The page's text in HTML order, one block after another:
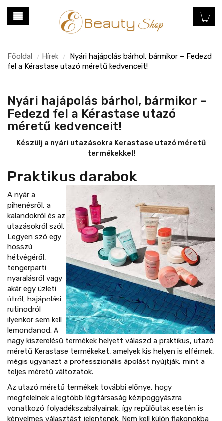
Főoldal / Hírek /
Nyári hajápolás bárhol, bármikor – Fedezd
fel a Kérastase utazó méretű kedvenceit!
Nyári hajápolás bárhol, bármikor –
Fedezd fel a Kérastase utazó
méretű kedvenceit!
Készülj a nyári utazásokra Kerastase utazó méretű
termékekkel!
Praktikus darabok
A nyár a
pihenésről, a
kalandokról és az
utazásokról szól.
Legyen szó egy
hosszú
hétvégéről,
tengerparti
nyaralásról vagy
akár egy üzleti
útról, hajápolási
rutinodról
ilyenkor sem kell
lemondanod. A
nagy kiszerelésű termékek helyett válaszd a praktikus, utazó
méretű Kerastase termékeket, amelyek kis helyen is elférnek,
mégis ugyanazt a professzionális ápolást nyújtják, mint a
teljes méretű változatok.
Az utazó méretű termékek további előnye, hogy
megfelelnek a legtöbb légitársaság kézipoggyászra
vonatkozó folyadékszabályainak, így repülőutak esetén is
kényelmes választást jelentenek. Nem kell külön flakonokba